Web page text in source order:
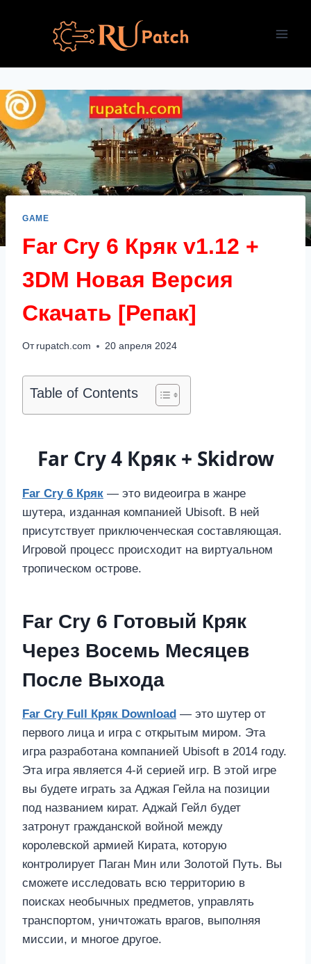
содержимому
GAME
Far Cry 6 Кряк v1.12 +
3DM Новая Версия
Скачать [Репак]
От rupatch.com 20 апреля 2024
Table of Contents
Far Cry 4 Кряк + Skidrow
Far Cry 6 Кряк — это видеоигра в жанре
шутера, изданная компанией Ubisoft. В ней
присутствует приключенческая составляющая.
Игровой процесс происходит на виртуальном
тропическом острове.
Far Cry 6 Готовый Кряк
Через Восемь Месяцев
После Выхода
Far Cry Full Кряк Download — это шутер от
первого лица и игра с открытым миром. Эта
игра разработана компанией Ubisoft в 2014 году.
Эта игра является 4-й серией игр. В этой игре
вы будете играть за Аджая Гейла на позиции
под названием кират. Аджай Гейл будет
затронут гражданской войной между
королевской армией Кирата, которую
контролирует Паган Мин или Золотой Путь. Вы
сможете исследовать всю территорию в
поисках необычных предметов, управлять
транспортом, уничтожать врагов, выполняя
миссии, и многое другое.